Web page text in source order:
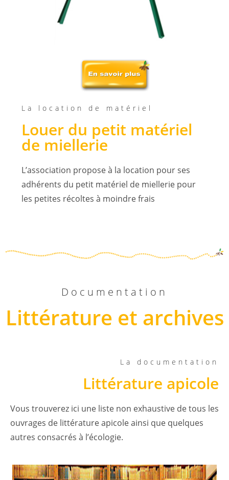
La location de matériel
Louer du petit matériel
de miellerie
L’association propose à la location pour ses
adhérents du petit matériel de miellerie pour
les petites récoltes à moindre frais
Documentation
Littérature et archives
La documentation
Littérature apicole
Vous trouverez ici une liste non exhaustive de tous les
ouvrages de littérature apicole ainsi que quelques
autres consacrés à l’écologie.